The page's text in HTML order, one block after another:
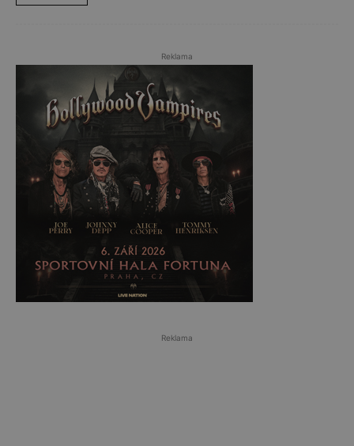
Reklama
Reklama